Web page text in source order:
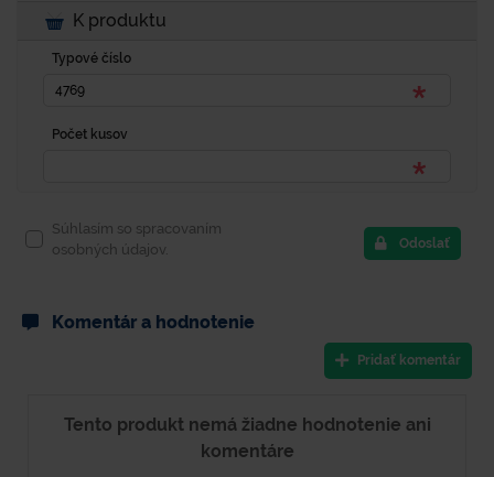
K produktu
Typové číslo
Počet kusov
Súhlasím so spracovaním
osobných údajov.
Odoslať
Komentár a hodnotenie
Pridať komentár
Tento produkt nemá žiadne hodnotenie ani
komentáre